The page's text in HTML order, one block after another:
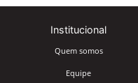
Institucional
Quem somos
Equipe